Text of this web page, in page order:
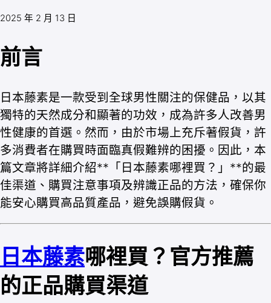
2025 年 2 月 13 日
前言
日本藤素是一款受到全球男性關注的保健品，以其
獨特的天然成分和顯著的功效，成為許多人改善男
性健康的首選。然而，由於市場上充斥著假貨，許
多消費者在購買時面臨真假難辨的困擾。因此，本
篇文章將詳細介紹**「日本藤素哪裡買？」**的最
佳渠道、購買注意事項及辨識正品的方法，確保你
能安心購買高品質產品，避免誤購假貨。
日本藤素哪裡買？官方推薦
的正品購買渠道